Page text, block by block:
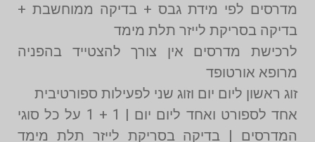
מדרסים לפי מידת גבס + בדיקה ממוחשבת +
בדיקה בסריקת לייזר תלת מימד
לרכישת מדרסים אין צורך להצטייד בהפניה
מרופא אורטופד
זוג ראשון ליום יום וזוג שני לפעילות ספורטיבית
אחד לספורט ואחד ליום יום | 1 + 1 על כל סוגי
המדרסים | בדיקה בסריקת לייזר תלת מימד